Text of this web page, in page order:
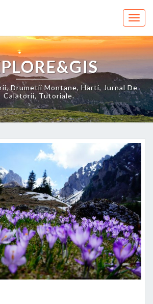
Drumetii Montane, Harti, Jurnal De
Calatorii, Tutoriale.